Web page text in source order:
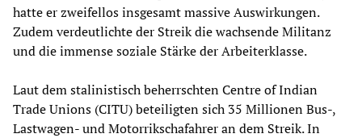
hatte er zweifellos insgesamt massive Auswirkungen.
Zudem verdeutlichte der Streik die wachsende Militanz
und die immense soziale Stärke der Arbeiterklasse.
Laut dem stalinistisch beherrschten Centre of Indian
Trade Unions (CITU) beteiligten sich 35 Millionen Bus-,
Lastwagen- und Motorrikschafahrer an dem Streik. In